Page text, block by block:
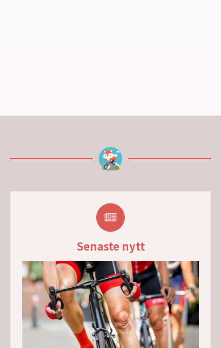
Senaste nytt